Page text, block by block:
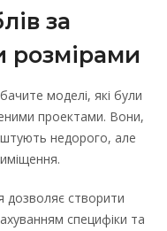
за
розмірами
моделі, які були
проектами. Вони,
недорого, але
дозволяє створити
специфіки та